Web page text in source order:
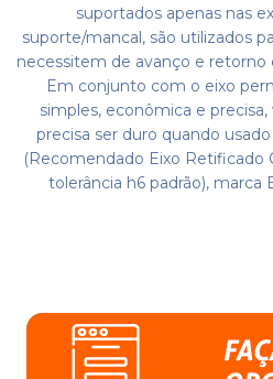
suportados apenas nas
suporte/mancal, são utilizados
necessitem de avanço e
Em conjunto com o eixo
simples, econômica e
precisa ser duro quando
(Recomendado Eixo Retificado
tolerância h6 padrão), marca